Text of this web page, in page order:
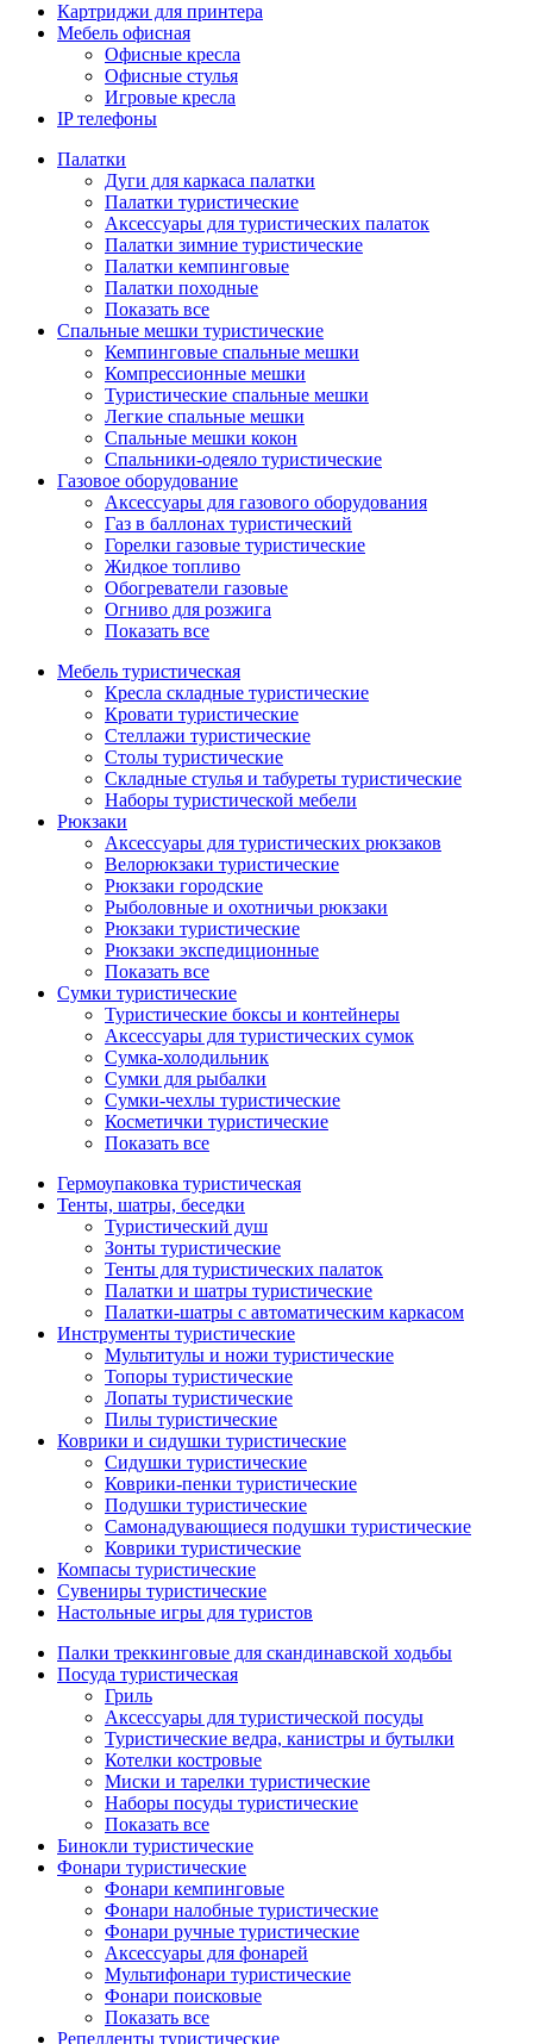
Картриджи для принтера
Мебель офисная
Офисные кресла
Офисные стулья
Игровые кресла
IP телефоны
Палатки
Дуги для каркаса палатки
Палатки туристические
Аксессуары для туристических палаток
Палатки зимние туристические
Палатки кемпинговые
Палатки походные
Показать все
Спальные мешки туристические
Кемпинговые спальные мешки
Компрессионные мешки
Туристические спальные мешки
Легкие спальные мешки
Спальные мешки кокон
Спальники-одеяло туристические
Газовое оборудование
Аксессуары для газового оборудования
Газ в баллонах туристический
Горелки газовые туристические
Жидкое топливо
Обогреватели газовые
Огниво для розжига
Показать все
Мебель туристическая
Кресла складные туристические
Кровати туристические
Стеллажи туристические
Столы туристические
Складные стулья и табуреты туристические
Наборы туристической мебели
Рюкзаки
Аксессуары для туристических рюкзаков
Велорюкзаки туристические
Рюкзаки городские
Рыболовные и охотничьи рюкзаки
Рюкзаки туристические
Рюкзаки экспедиционные
Показать все
Сумки туристические
Туристические боксы и контейнеры
Аксессуары для туристических сумок
Сумка-холодильник
Сумки для рыбалки
Сумки-чехлы туристические
Косметички туристические
Показать все
Гермоупаковка туристическая
Тенты, шатры, беседки
Туристический душ
Зонты туристические
Тенты для туристических палаток
Палатки и шатры туристические
Палатки-шатры с автоматическим каркасом
Инструменты туристические
Мультитулы и ножи туристические
Топоры туристические
Лопаты туристические
Пилы туристические
Коврики и сидушки туристические
Сидушки туристические
Коврики-пенки туристические
Подушки туристические
Самонадувающиеся подушки туристические
Коврики туристические
Компасы туристические
Сувениры туристические
Настольные игры для туристов
Палки треккинговые для скандинавской ходьбы
Посуда туристическая
Гриль
Аксессуары для туристической посуды
Туристические ведра, канистры и бутылки
Котелки костровые
Миски и тарелки туристические
Наборы посуды туристические
Показать все
Бинокли туристические
Фонари туристические
Фонари кемпинговые
Фонари налобные туристические
Фонари ручные туристические
Аксессуары для фонарей
Мультифонари туристические
Фонари поисковые
Показать все
Репелленты туристические